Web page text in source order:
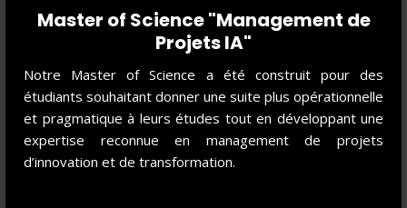
Master of Science "Management de
Projets IA"
Notre Master of Science a été construit pour des
étudiants souhaitant donner une suite plus opérationnelle
et pragmatique à leurs études tout en développant une
expertise reconnue en management de projets
d’innovation et de transformation.
LE DIPLÔME
Titre certifié RNCP niveau 7 (ancien niveau I)